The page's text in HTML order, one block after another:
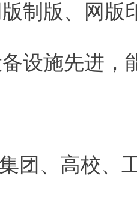
制版、网版
设施先进，
团、高校、